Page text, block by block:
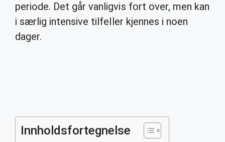
periode. Det går vanligvis fort over, men kan
i særlig intensive tilfeller kjennes i noen
dager.
Innholdsfortegnelse